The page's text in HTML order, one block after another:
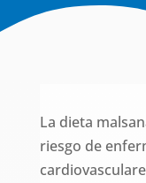
La dieta
riesgo de